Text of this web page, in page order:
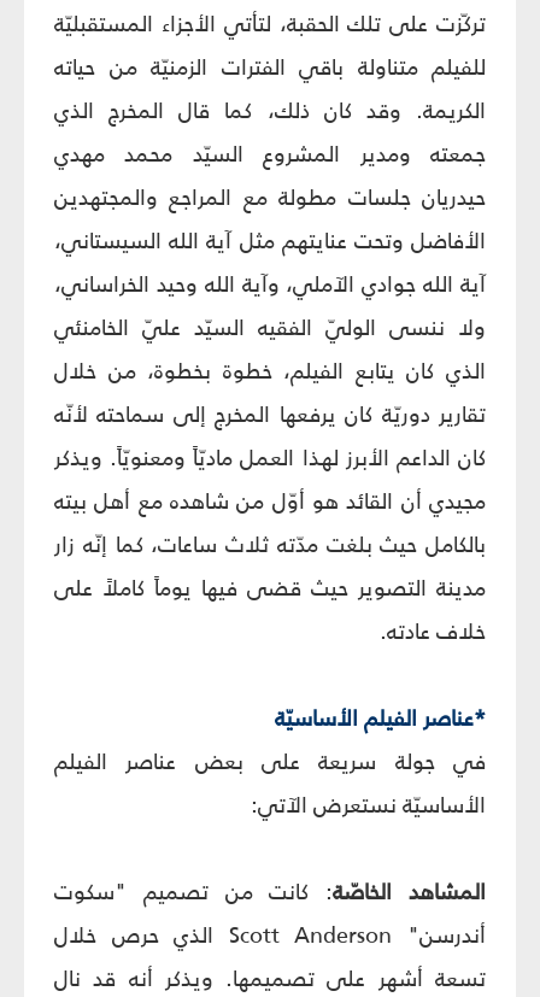
تركّزت على تلك الحقبة، لتأتي الأجزاء المستقبليّة
للفيلم متناولة باقي الفترات الزمنيّة من حياته
الكريمة. وقد كان ذلك، كما قال المخرج الذي
جمعته ومدير المشروع السيّد محمد مهدي
حيدريان جلسات مطولة مع المراجع والمجتهدين
الأفاضل وتحت عنايتهم مثل آية الله السيستاني،
آية الله جوادي الآملي، وآية الله وحيد الخراساني،
ولا ننسى الوليّ الفقيه السيّد عليّ الخامنئي
الذي كان يتابع الفيلم، خطوة بخطوة، من خلال
تقارير دوريّة كان يرفعها المخرج إلى سماحته لأنّه
كان الداعم الأبرز لهذا العمل ماديّاً ومعنويّاً. ويذكر
مجيدي أن القائد هو أوّل من شاهده مع أهل بيته
بالكامل حيث بلغت مدّته ثلاث ساعات، كما إنّه زار
مدينة التصوير حيث قضى فيها يوماً كاملاً على
خلاف عادته.
*عناصر الفيلم الأساسيّة
في جولة سريعة على بعض عناصر الفيلم
الأساسيّة نستعرض الآتي:
المشاهد الخاصّة: كانت من تصميم "سكوت
أندرسن" Scott Anderson الذي حرص خلال
تسعة أشهر على تصميمها. ويذكر أنه قد نال